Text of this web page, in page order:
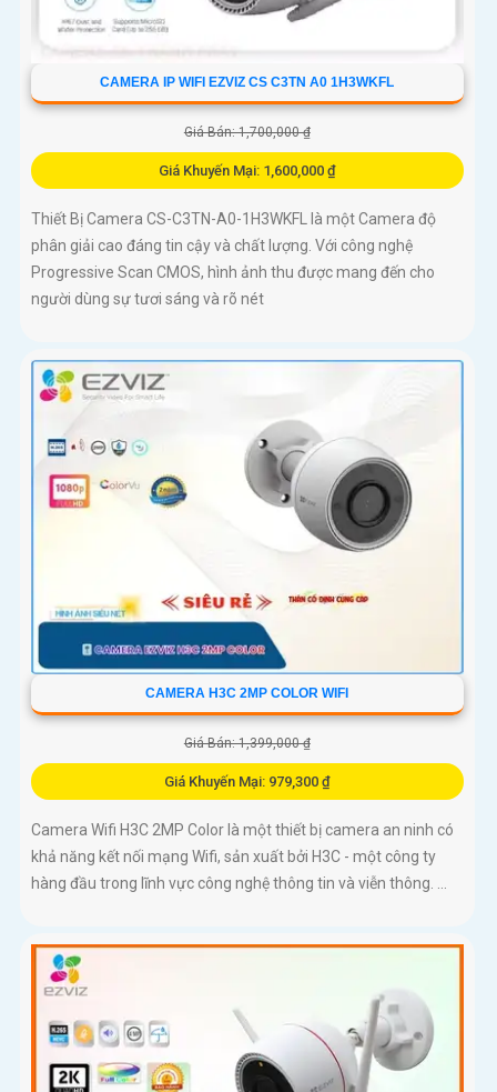
CAMERA IP WIFI EZVIZ CS C3TN A0 1H3WKFL
Giá Bán: 1,700,000 ₫
Giá Khuyến Mại: 1,600,000 ₫
Thiết Bị Camera CS-C3TN-A0-1H3WKFL là một Camera độ
phân giải cao đáng tin cậy và chất lượng. Với công nghệ
Progressive Scan CMOS, hình ảnh thu được mang đến cho
người dùng sự tươi sáng và rõ nét
CAMERA H3C 2MP COLOR WIFI
Giá Bán: 1,399,000 ₫
Giá Khuyến Mại: 979,300 ₫
Camera Wifi H3C 2MP Color là một thiết bị camera an ninh có
khả năng kết nối mạng Wifi, sản xuất bởi H3C - một công ty
hàng đầu trong lĩnh vực công nghệ thông tin và viễn thông. ...